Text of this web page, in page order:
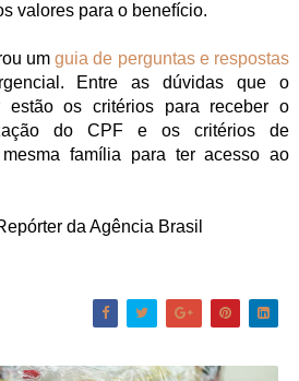
valores para o benefício.
umguia de perguntas e respostas
Entre as dúvidas que o
estão os critérios para receber o
do CPF e os critérios de
família para ter acesso ao
da Agência Brasil